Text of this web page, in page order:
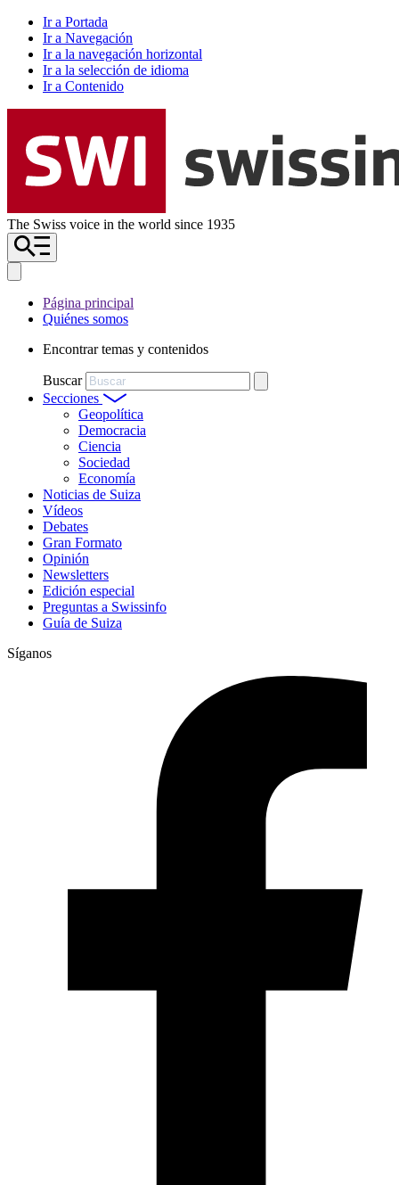
Ir a Portada
Ir a Navegación
Ir a la navegación horizontal
Ir a la selección de idioma
Ir a Contenido
The Swiss voice in the world since 1935
Página principal
Quiénes somos
Encontrar temas y contenidos
Buscar
Secciones
Geopolítica
Democracia
Ciencia
Sociedad
Economía
Noticias de Suiza
Vídeos
Debates
Gran Formato
Opinión
Newsletters
Edición especial
Preguntas a Swissinfo
Guía de Suiza
Síganos